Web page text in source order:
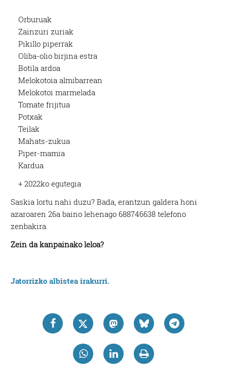
Orburuak
Zainzuri zuriak
Pikillo piperrak
Oliba-olio birjina estra
Botila ardoa
Melokotoia almibarrean
Melokotoi marmelada
Tomate frijitua
Potxak
Teilak
Mahats-zukua
Piper-mamia
Kardua
+ 2022ko egutegia
Saskia lortu nahi duzu? Bada, erantzun galdera honi
azaroaren 26a baino lehenago 688746638 telefono
zenbakira.
Zein da kanpainako leloa?
Jatorrizko albistea irakurri.